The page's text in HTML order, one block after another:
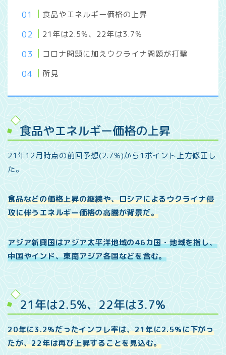
食品やエネルギー価格の上昇
21年は2.5%、22年は3.7%
コロナ問題に加えウクライナ問題が打撃
所見
食品やエネルギー価格の上昇
21年12月時点の前回予想(2.7%)から1ポイント上方修正し
た。
食品などの価格上昇の継続や、ロシアによるウクライナ侵
攻に伴うエネルギー価格の高騰が背景だ。
アジア新興国はアジア太平洋地域の46カ国・地域を指し、
中国やインド、東南アジア各国などを含む。
21年は2.5%、22年は3.7%
20年に3.2%だったインフレ率は、21年に2.5%に下がっ
たが、22年は再び上昇することを見込む。